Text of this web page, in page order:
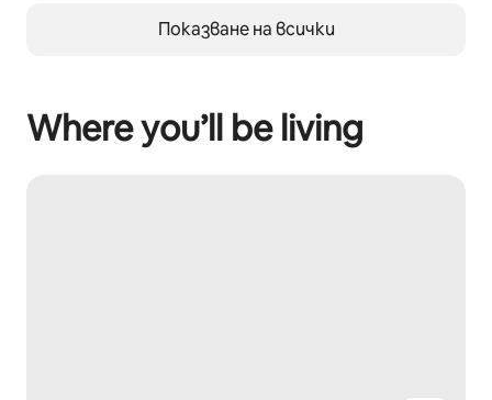
Показване на всички
Where you’ll be living